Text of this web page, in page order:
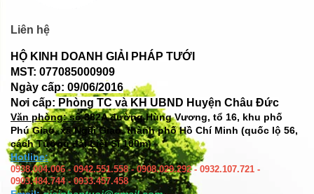
Liên hệ
HỘ KINH DOANH GIẢI PHÁP TƯỚI
MST: 077085000909
Ngày cấp: 09/06/2016
Nơi cấp: Phòng TC và KH UBND Huyện Châu Đức
Văn phòng: số382A đường Hùng Vương, tổ 16, khu phố
Phú Giao, xã Ngãi Giao, thành phố Hồ Chí Minh (quốc lộ 56,
cách Tượng đài Liệt Sĩ 100m)
Hotline:
0938.004.006 - 0942.551.558 - 0908.029.292 - 0932.107.721 -
0903.484.744 - 0933.457.458